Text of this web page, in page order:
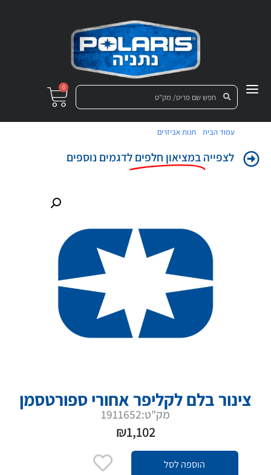
0
עמוד הבית חנות אביזרים
לצפייהבמציאון חלפים לדגמים נוספים
צינור בלם לקליפר אחורי ספורטסמן
מק"ט:1911652
₪1,102
הוספה לסל